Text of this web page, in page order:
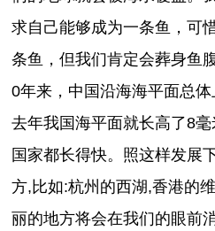
求自己能够成为一条鱼，可
条鱼，但我们肯定会葬身鱼
0年来，中国沿海海平面总
去年我国海平面就长高了8
国家都长得快。照这样发展
方,比如:杭州的西湖,香港的
丽的地方将会在我们的眼前